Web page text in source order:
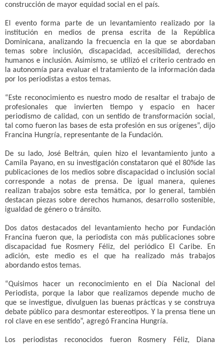
construcción de mayor equidad social en el país.
El evento forma parte de un levantamiento realizado por la
institución en medios de prensa escrita de la República
Dominicana, analizando la frecuencia en la que se abordaban
temas sobre inclusión, discapacidad, accesibilidad, derechos
humanos e inclusión. Asimismo, se utilizó el criterio centrado en
la autonomía para evaluar el tratamiento de la información dada
por los periodistas a estos temas.
“Este reconocimiento es nuestro modo de resaltar el trabajo de
profesionales que invierten tiempo y espacio en hacer
periodismo de calidad, con un sentido de transformación social,
tal como fueron las bases de esta profesión en sus orígenes”, dijo
Francina Hungría, representante de la Fundación.
De su lado, José Beltrán, quien hizo el levantamiento junto a
Camila Payano, en su investigación constataron qué el 80%de las
publicaciones de los medios sobre discapacidad o inclusión social
corresponde a notas de prensa. De igual manera, quienes
realizan trabajos sobre esta temática, por lo general, también
destacan piezas sobre derechos humanos, desarrollo sostenible,
igualdad de género o tránsito.
Dos datos destacados del levantamiento hecho por Fundación
Francina fueron que, la periodista con más publicaciones sobre
discapacidad fue Rosmery Féliz, del periódico El Caribe. En
adición, este medio es el que ha realizado más trabajos
abordando estos temas.
“Quisimos hacer un reconocimiento en el Día Nacional del
Periodista, porque la labor que realizamos depende mucho de
que se investigue, divulguen las buenas prácticas y se construya
debate público para desmontar estereotipos. Y la prensa tiene un
rol clave en ese sentido”, agregó Francina Hungría.
Los periodistas reconocidos fueron Rosmery Féliz, Diana